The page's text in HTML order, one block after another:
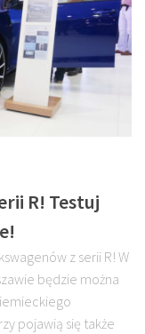
R! Testuj
z serii R! W
będzie można
pojawią się także